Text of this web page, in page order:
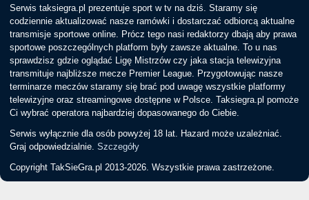
Serwis taksiegra.pl prezentuje sport w tv na dziś. Staramy się
codziennie aktualizować nasze ramówki i dostarczać odbiorcą aktualne
transmisje sportowe online. Prócz tego nasi redaktorzy dbają aby prawa
sportowe poszczególnych platform były zawsze aktualne. To u nas
sprawdzisz gdzie oglądać Ligę Mistrzów czy jaka stacja telewizyjna
transmituje najbliższe mecze Premier League. Przygotowując nasze
terminarze meczów staramy się brać pod uwagę wszystkie platformy
telewizyjne oraz streamingowe dostępne w Polsce. Taksiegra.pl pomoże
Ci wybrać operatora najbardziej dopasowanego do Ciebie.
Serwis wyłącznie dla osób powyżej 18 lat. Hazard może uzależniać.
Graj odpowiedzialnie.Szczegóły
Copyright TakSieGra.pl 2013-2026. Wszystkie prawa zastrzeżone.